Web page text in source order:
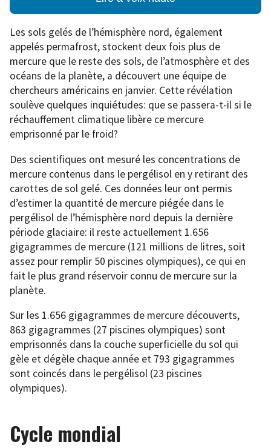
Les sols gelés de l’hémisphère nord, également
appelés permafrost, stockent deux fois plus de
mercure que le reste des sols, de l’atmosphère et des
océans de la planète, a découvert une équipe de
chercheurs américains en janvier. Cette révélation
soulève quelques inquiétudes: que se passera-t-il si le
réchauffement climatique libère ce mercure
emprisonné par le froid?
Des scientifiques ont mesuré les concentrations de
mercure contenus dans le pergélisol en y retirant des
carottes de sol gelé. Ces données leur ont permis
d’estimer la quantité de mercure piégée dans le
pergélisol de l’hémisphère nord depuis la dernière
période glaciaire: il reste actuellement 1.656
gigagrammes de mercure (121 millions de litres, soit
assez pour remplir 50 piscines olympiques), ce qui en
fait le plus grand réservoir connu de mercure sur la
planète.
Sur les 1.656 gigagrammes de mercure découverts,
863 gigagrammes (27 piscines olympiques) sont
emprisonnés dans la couche superficielle du sol qui
gèle et dégèle chaque année et 793 gigagrammes
sont coincés dans le pergélisol (23 piscines
olympiques).
Cycle mondial